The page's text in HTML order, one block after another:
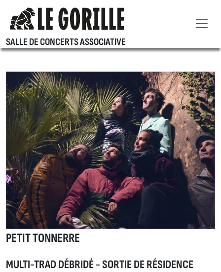
SALLE DE CONCERTS ASSOCIATIVE
PETIT TONNERRE
MULTI-TRAD DÉBRIDÉ - SORTIE DE RÉSIDENCE